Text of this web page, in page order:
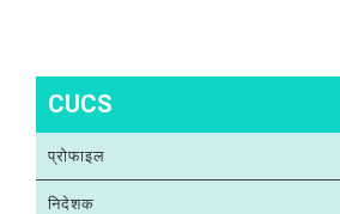
CUCS
प्रोफाइल
निदेशक